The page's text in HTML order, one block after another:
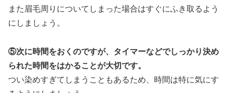
また眉毛周りについてしまった場合はすぐにふき取るよう
にしましょう。
⑤次に時間をおくのですが、タイマーなどでしっかり決め
られた時間をはかることが大切です。
つい染めすぎてしまうこともあるため、時間は特に気にす